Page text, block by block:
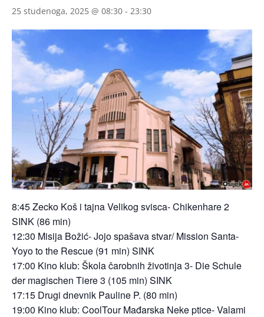
25 studenoga, 2025 @ 08:30 - 23:30
8:45 Zecko Koš i tajna Velikog svisca- Chikenhare 2
SINK (86 min)
12:30 Misija Božić- Jojo spašava stvar/ Mission Santa-
Yoyo to the Rescue (91 min) SINK
17:00 Kino klub: Škola čarobnih životinja 3- Die Schule
der magischen Tiere 3 (105 min) SINK
17:15 Drugi dnevnik Pauline P. (80 min)
19:00 Kino klub: CoolTour Mađarska Neke ptice- Valami